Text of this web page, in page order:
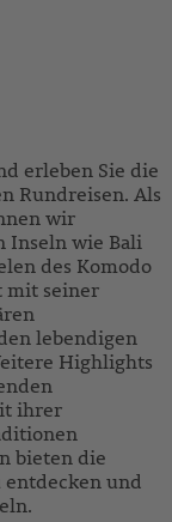
erleben Sie die
Rundreisen. Als
wir
Inseln wie Bali
des Komodo
mit seiner
lebendigen
Highlights
ihrer
bieten die
und